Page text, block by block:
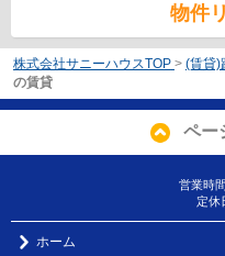
物件
株式会社サニーハウスTOP > (賃貸)
の賃貸
ペー
営業時
定休
ホーム